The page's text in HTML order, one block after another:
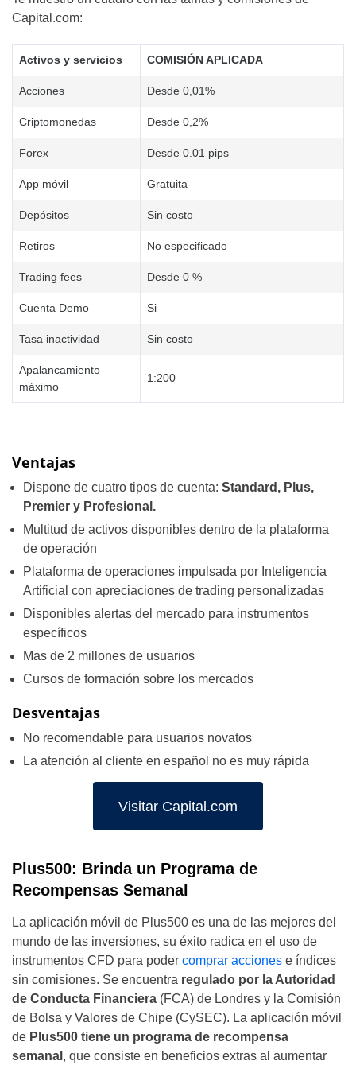
Capital.com:
Activos y servicios COMISIÓN APLICADA
Acciones Desde 0,01%
Criptomonedas Desde 0,2%
Forex Desde 0.01 pips
App móvil Gratuita
Depósitos Sin costo
Retiros No especificado
Trading fees Desde 0 %
Cuenta Demo Si
Tasa inactividad Sin costo
Apalancamiento
máximo
1:200
Ventajas
Dispone de cuatro tipos de cuenta: Standard, Plus,
Premier y Profesional.
Multitud de activos disponibles dentro de la plataforma
de operación
Plataforma de operaciones impulsada por Inteligencia
Artificial con apreciaciones de trading personalizadas
Disponibles alertas del mercado para instrumentos
específicos
Mas de 2 millones de usuarios
Cursos de formación sobre los mercados
Desventajas
No recomendable para usuarios novatos
La atención al cliente en español no es muy rápida
Visitar Capital.com
Plus500: Brinda un Programa de
Recompensas Semanal
La aplicación móvil de Plus500 es una de las mejores del
mundo de las inversiones, su éxito radica en el uso de
instrumentos CFD para poder comprar acciones e índices
sin comisiones. Se encuentra regulado por la Autoridad
de Conducta Financiera (FCA) de Londres y la Comisión
de Bolsa y Valores de Chipe (CySEC). La aplicación móvil
de Plus500 tiene un programa de recompensa
semanal , que consiste en beneficios extras al aumentar